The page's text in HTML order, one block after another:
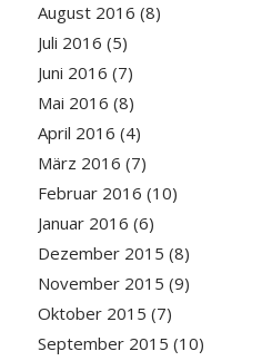
August 2016 (8)
Juli 2016 (5)
Juni 2016 (7)
Mai 2016 (8)
April 2016 (4)
März 2016 (7)
Februar 2016 (10)
Januar 2016 (6)
Dezember 2015 (8)
November 2015 (9)
Oktober 2015 (7)
September 2015 (10)